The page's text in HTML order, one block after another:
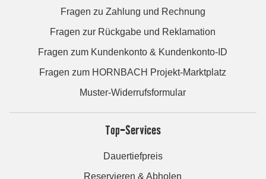
Fragen zu Zahlung und Rechnung
Fragen zur Rückgabe und Reklamation
Fragen zum Kundenkonto & Kundenkonto-ID
Fragen zum HORNBACH Projekt-Marktplatz
Muster-Widerrufsformular
Top-Services
Dauertiefpreis
Reservieren & Abholen